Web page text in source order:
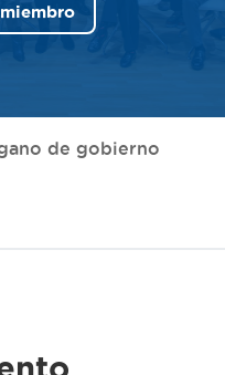
de gobierno